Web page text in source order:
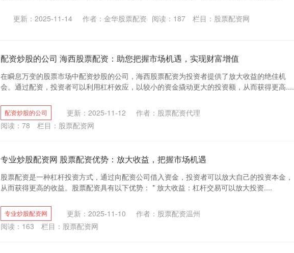
更新：2025-11-14 作者：金华股票配资 阅读： 187 栏目： 股票配资网
配资炒股的公司 海西股票配资：助您把握市场机遇，实现财富增值
在瞬息万变的股票市场中配资炒股的公司，海西股票配资为投资者提供了放大收益的绝佳机
会。通过配资，投资者可以利用杠杆效应，以较小的资金撬动更大的投资额，从而获得更高....
配资炒股的公司 更新：2025-11-12
作者：股票配资代理
阅读： 78 栏目： 股票配资网
专业炒股配资网 股票配资优势：放大收益，把握市场机遇
股票配资是一种杠杆投资方式，通过向配资公司借入资金，投资者可以放大自己的投资本金，
从而获得更高的收益。股票配资具有以下优势： * 放大收益：杠杆交易可以放大投资....
专业炒股配资网 更新：2025-11-10
作者：股票配资温州
阅读： 163 栏目： 股票配资网